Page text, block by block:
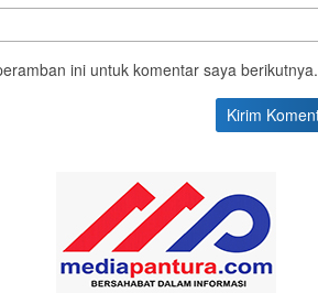
ini untuk komentar saya berikutnya.